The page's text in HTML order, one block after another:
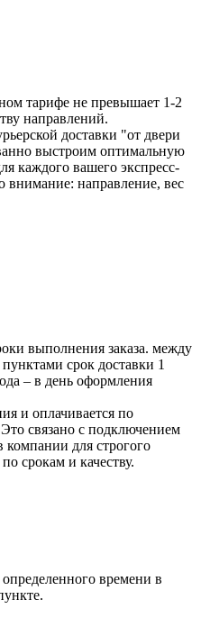
тарифе не превышает 1-2
направлений.
доставки "от двери
выстроим оптимальную
каждого вашего экспресс-
внимание: направление, вес
выполнения заказа. между
срок доставки 1
– в день оформления
и оплачивается по
связано с подключением
компании для строгого
срокам и качеству.
времени в